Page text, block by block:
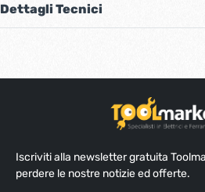
Dettagli Tecnici
Iscriviti alla newsletter gratuita
perdere le nostre notizie ed offerte.